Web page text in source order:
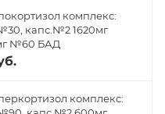
комплекс:
капс.№2 1620мг
№60 БАД
комплекс: